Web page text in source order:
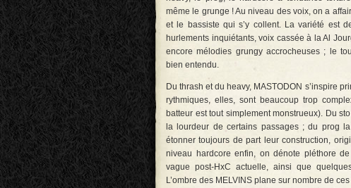
même le grunge ! Au niveau des voix, on a
et le bassiste qui s’y collent. La variété est
hurlements inquiétants, voix cassée à la Al
encore mélodies grungy accrocheuses ; le
bien entendu.
Du thrash et du heavy, MASTODON s’inspire
rythmiques, elles, sont beaucoup trop
batteur est tout simplement monstrueux). Du
la lourdeur de certains passages ; du prog
étonner toujours de part leur construction,
niveau hardcore enfin, on dénote pléthore
vague post-HxC actuelle, ainsi que
L’ombre des MELVINS plane sur nombre de